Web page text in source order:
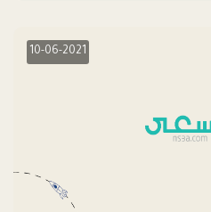
10-06-2021